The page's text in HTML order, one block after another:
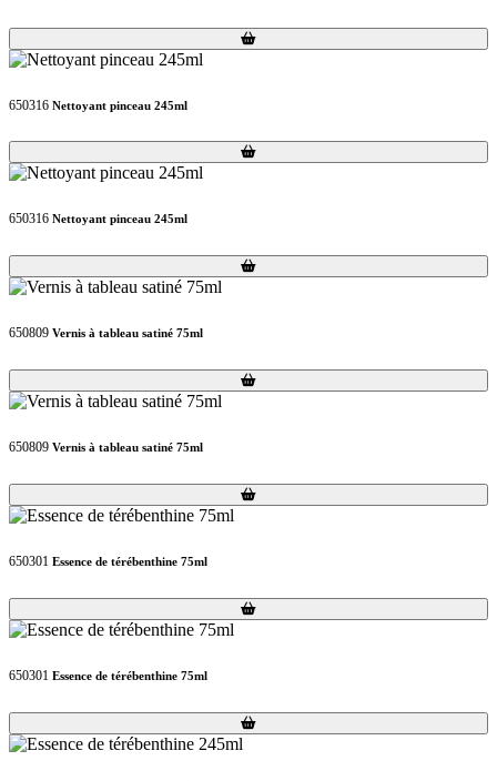
Loading...
Loading...
650316 Nettoyant pinceau 245ml
Loading...
Loading...
650316 Nettoyant pinceau 245ml
Loading...
Loading...
650809 Vernis à tableau satiné 75ml
Loading...
Loading...
650809 Vernis à tableau satiné 75ml
Loading...
Loading...
650301 Essence de térébenthine 75ml
Loading...
Loading...
650301 Essence de térébenthine 75ml
Loading...
Loading...